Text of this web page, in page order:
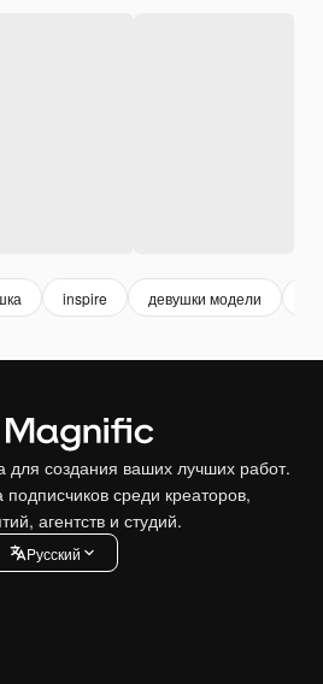
inspire девушки модели
для создания ваших лучших работ.
среди креаторов,
агентств и студий.
Pусский